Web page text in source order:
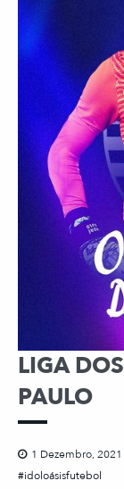
LIGA
PAULO
1 Dezembro, 2021
idoloásisfutebol